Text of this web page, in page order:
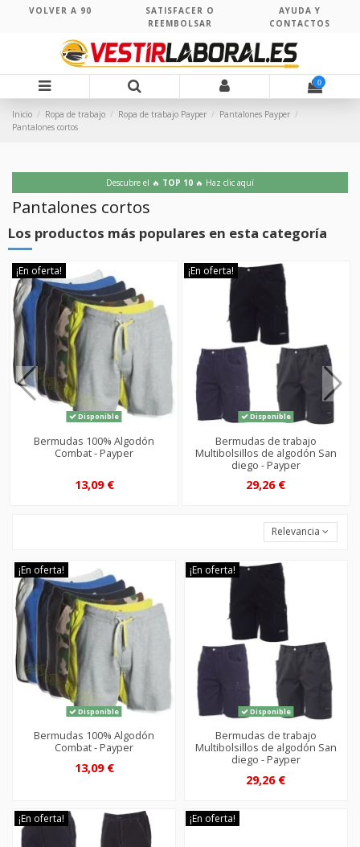
VOLVER A 90
SATISFACER O
REEMBOLSAR
AYUDA Y
CONTACTOS
0
Inicio Ropa de trabajo Ropa de trabajo Payper
Pantalones Payper
Pantalones cortos
Descubre el 🔥 TOP 10 🔥 Haz clic aquí
Pantalones cortos
Los productos más populares en esta categoría
¡En oferta!
Disponible
Bermudas 100% Algodón
Combat - Payper
13,09 €
¡En oferta!
Disponible
Bermudas de trabajo
Multibolsillos de algodón San
diego - Payper
29,26 €
Relevancia
¡En oferta!
Disponible
Bermudas 100% Algodón
Combat - Payper
13,09 €
¡En oferta!
Disponible
Bermudas de trabajo
Multibolsillos de algodón San
diego - Payper
29,26 €
¡En oferta! ¡En oferta!